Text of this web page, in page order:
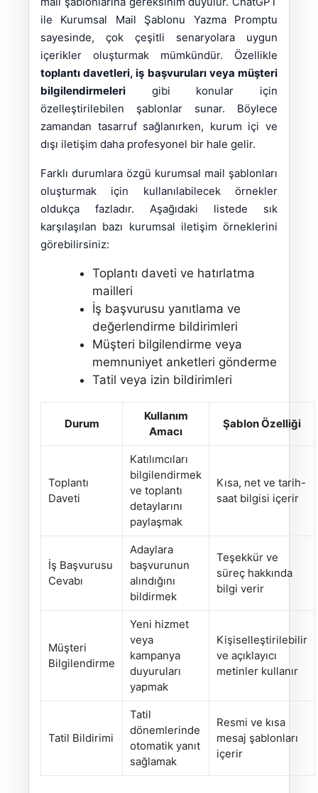
ile Kurumsal Mail Şablonu Yazma Promptu
sayesinde, çok çeşitli senaryolara uygun
içerikler oluşturmak mümkündür. Özellikle
toplantı davetleri, iş başvuruları veya müşteri
bilgilendirmeleri gibi konular için
özelleştirilebilen şablonlar sunar. Böylece
zamandan tasarruf sağlanırken, kurum içi ve
dışı iletişim daha profesyonel bir hale gelir.
Farklı durumlara özgü kurumsal mail şablonları
oluşturmak için kullanılabilecek örnekler
oldukça fazladır. Aşağıdaki listede sık
karşılaşılan bazı kurumsal iletişim örneklerini
görebilirsiniz:
Toplantı daveti ve hatırlatma
mailleri
İş başvurusu yanıtlama ve
değerlendirme bildirimleri
Müşteri bilgilendirme veya
memnuniyet anketleri gönderme
Tatil veya izin bildirimleri
Durum
Kullanım
Amacı
Şablon Özelliği
Toplantı
Daveti
Katılımcıları
bilgilendirmek
ve toplantı
detaylarını
paylaşmak
Kısa, net ve tarih-
saat bilgisi içerir
İş Başvurusu
Cevabı
Adaylara
başvurunun
alındığını
bildirmek
Teşekkür ve
süreç hakkında
bilgi verir
Müşteri
Bilgilendirme
Yeni hizmet
veya
kampanya
duyuruları
yapmak
Kişiselleştirilebilir
ve açıklayıcı
metinler kullanır
Tatil Bildirimi
Tatil
dönemlerinde
otomatik yanıt
sağlamak
Resmi ve kısa
mesaj şablonları
içerir